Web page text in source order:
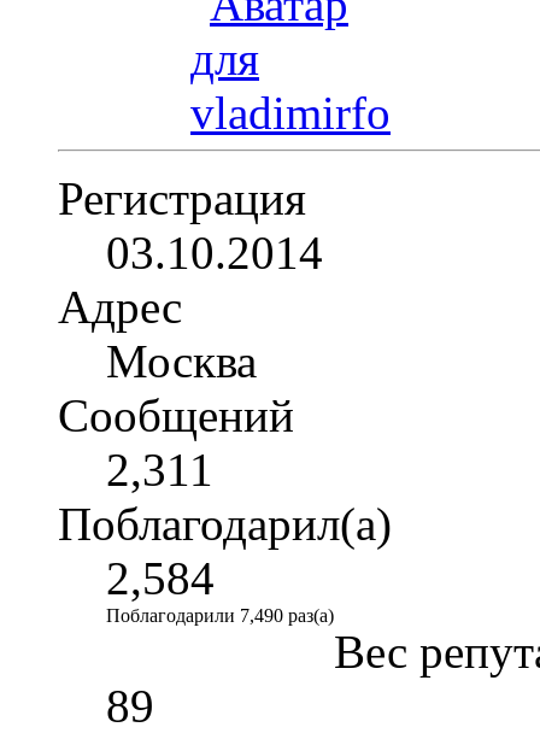
Регистрация
03.10.2014
Адрес
Москва
Сообщений
2,311
Поблагодарил(а)
2,584
Поблагодарили 7,490 раз(а)
Вес
89